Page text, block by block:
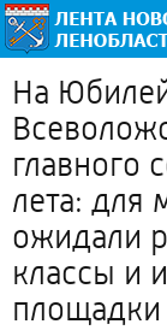
На
главного
лета: для
ожидали
классы и
площадки